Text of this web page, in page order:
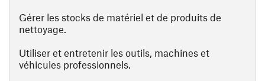
Gérer les stocks de matériel et de produits de
nettoyage.
Utiliser et entretenir les outils, machines et
véhicules professionnels.